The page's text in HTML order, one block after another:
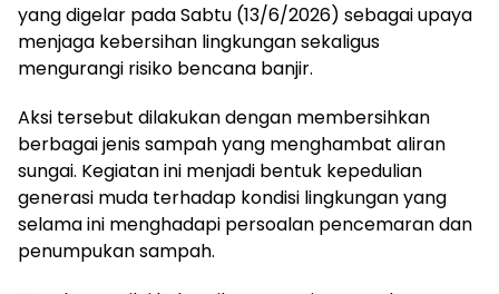
yang digelar pada Sabtu (13/6/2026) sebagai upaya
menjaga kebersihan lingkungan sekaligus
mengurangi risiko bencana banjir.
Aksi tersebut dilakukan dengan membersihkan
berbagai jenis sampah yang menghambat aliran
sungai. Kegiatan ini menjadi bentuk kepedulian
generasi muda terhadap kondisi lingkungan yang
selama ini menghadapi persoalan pencemaran dan
penumpukan sampah.